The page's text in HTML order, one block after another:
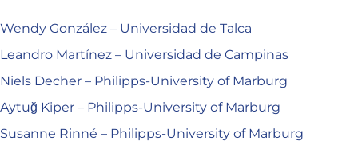
Wendy González – Universidad de Talca
Leandro Martínez – Universidad de Campinas
Niels Decher – Philipps-University of Marburg
Aytuğ Kiper – Philipps-University of Marburg
Susanne Rinné – Philipps-University of Marburg